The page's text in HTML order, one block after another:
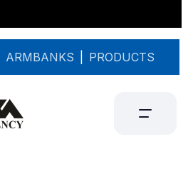
ARMBANKS PRODUCTS